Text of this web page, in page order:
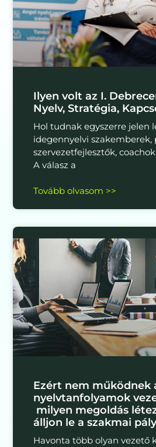
Ilyen volt az I.
Nyelv, Stratégia,
Hol tudnak egyszerre jelen
idegennyelvi szakemberek,
szervezetfejlesztők,
A válasz a
Tovább olvasom >>
Ezért nem működnek
nyelvtanfolyamok
milyen megoldás
álljon le a szakmai
Havonta több olyan vezető